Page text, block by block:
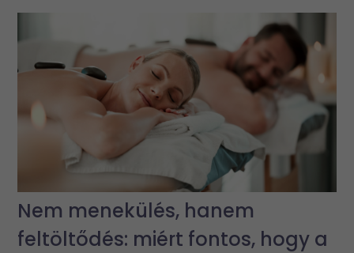
Nem menekülés, hanem
feltöltődés: miért fontos, hogy a